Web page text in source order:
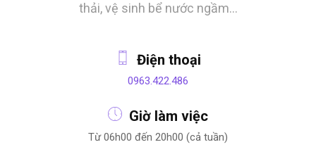
thải, vệ sinh bể nước ngầm…
Điện thoại
0963.422.486
Giờ làm việc
Từ 06h00 đến 20h00 (cả tuần)